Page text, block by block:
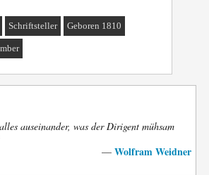
Schriftsteller Geboren 1810
auseinander, was der Dirigent mühsam
— Wolfram Weidner